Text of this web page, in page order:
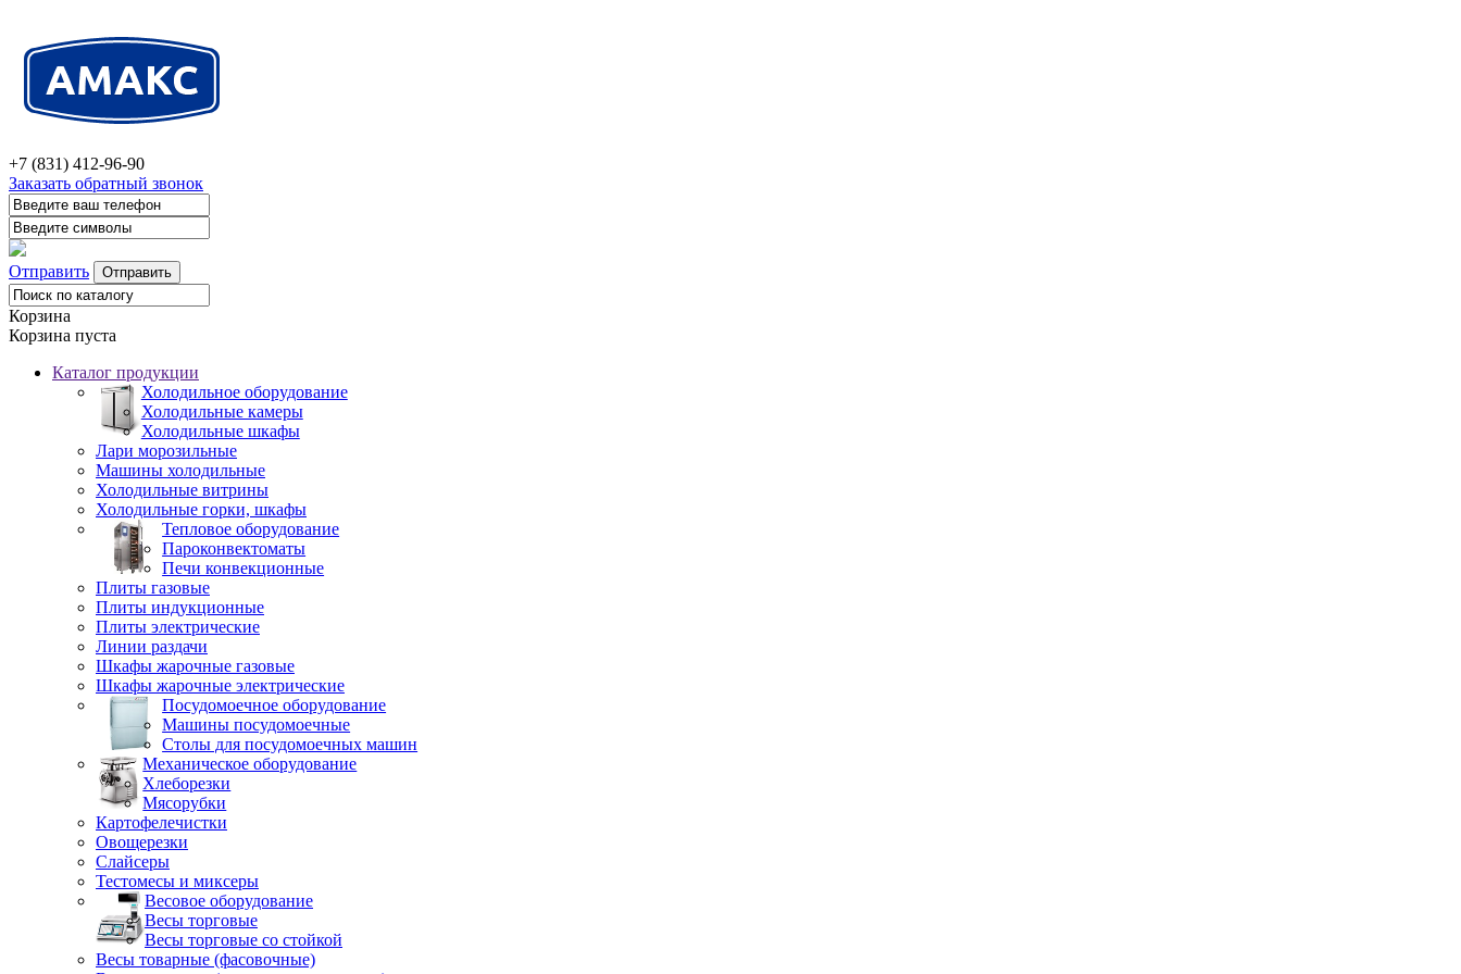
+7 (831) 412-96-90
Заказать обратный звонок
Отправить
Корзина
Корзина пуста
Каталог продукции
Холодильное оборудование
Холодильные камеры
Холодильные шкафы
Лари морозильные
Машины холодильные
Холодильные витрины
Холодильные горки, шкафы
Тепловое оборудование
Пароконвектоматы
Печи конвекционные
Плиты газовые
Плиты индукционные
Плиты электрические
Линии раздачи
Шкафы жарочные газовые
Шкафы жарочные электрические
Посудомоечное оборудование
Машины посудомоечные
Столы для посудомоечных машин
Механическое оборудование
Хлеборезки
Мясорубки
Картофелечистки
Овощерезки
Слайсеры
Тестомесы и миксеры
Весовое оборудование
Весы торговые
Весы торговые со стойкой
Весы товарные (фасовочные)